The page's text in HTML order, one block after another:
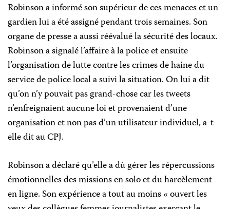
Robinson a informé son supérieur de ces menaces et un
gardien lui a été assigné pendant trois semaines. Son
organe de presse a aussi réévalué la sécurité des locaux.
Robinson a signalé l’affaire à la police et ensuite
l’organisation de lutte contre les crimes de haine du
service de police local a suivi la situation. On lui a dit
qu’on n’y pouvait pas grand-chose car les tweets
n’enfreignaient aucune loi et provenaient d’une
organisation et non pas d’un utilisateur individuel, a-t-
elle dit au CPJ.
Robinson a déclaré qu’elle a dû gérer les répercussions
émotionnelles des missions en solo et du harcèlement
en ligne. Son expérience a tout au moins « ouvert les